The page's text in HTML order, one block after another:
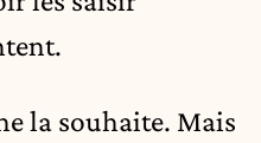
la souhaite. Mais